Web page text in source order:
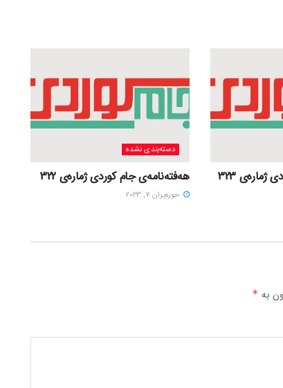
323
دسته‌بندی نشده
هەفتەنامەی جام کوردی ژمارەی 322
حوزه‌یران 7, 2023
بە *